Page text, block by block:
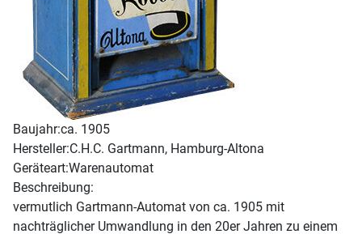
Baujahr:ca. 1905
Hersteller:C.H.C. Gartmann, Hamburg-Altona
Geräteart:Warenautomat
Beschreibung:
vermutlich Gartmann-Automat von ca. 1905 mit
nachträglicher Umwandlung in den 20er Jahren zu einem